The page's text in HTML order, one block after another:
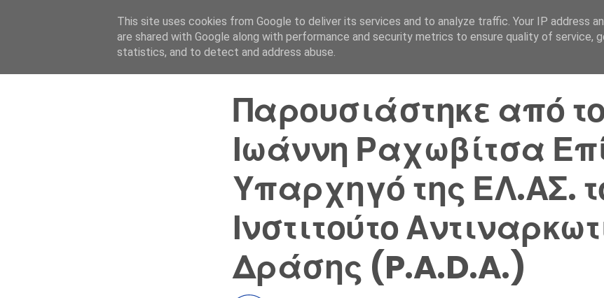
Αρχική Σελίδα
Παρουσιάστηκε από
Ιωάννη Ραχωβίτσα
Υπαρχηγό της ΕΛ.ΑΣ.
Ινστιτούτο
Δράσης (P.A.D.A.)
This site uses cookies from Google to deliver its services and to analyze traffic. Your IP address
are shared with Google along with performance and security metrics to ensure quality of service,
statistics, and to detect and address abuse.